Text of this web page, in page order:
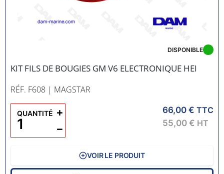
KIT FILS DE BOUGIES GM V6 ELECTRONIQUE HEI
RÉF. F608 | MAGSTAR
DISPONIBLE
66,00 € TTC
55,00 € HT
QUANTITÉ
−
+
VOIR LE PRODUIT